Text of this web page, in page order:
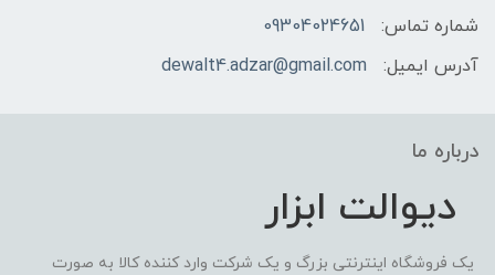
شماره تماس:
09304024651
آدرس ایمیل:
dewalt4.adzar@gmail.com
درباره ما
دیوالت ابزار
یک فروشگاه اینترنتی بزرگ و یک شرکت وارد کننده کالا به صورت